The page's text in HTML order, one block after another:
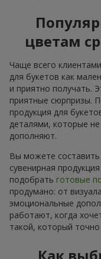
цветам
Чаще всего
для букетов как
и приятно получать.
приятные сюрпризы.
продукция для
деталями, которые
дополняют.
Вы можете
сувенирная
подобрать готовые
продумано: от
эмоциональные
работают, когда
такой, который